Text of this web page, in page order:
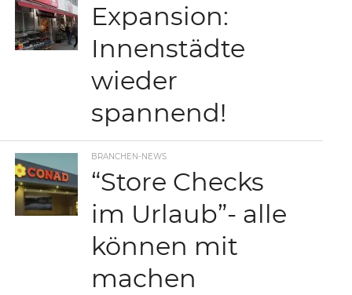
Expansion:
Innenstädte
wieder
spannend!
BRANCHEN-NEWS
“Store Checks
im Urlaub”- alle
können mit
machen